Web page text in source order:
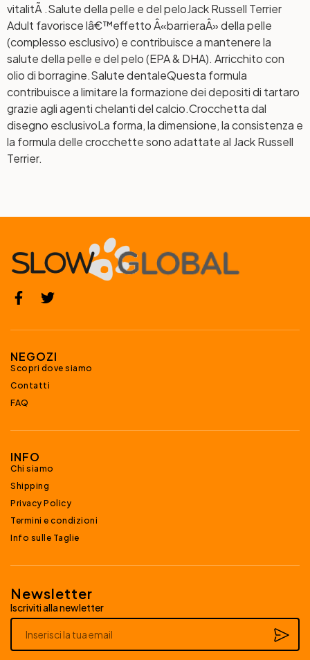
vitalitÃ .Salute della pelle e del peloJack Russell Terrier
Adult favorisce lâ€™effetto Â«barrieraÂ» della pelle
(complesso esclusivo) e contribuisce a mantenere la
salute della pelle e del pelo (EPA & DHA). Arricchito con
olio di borragine.Salute dentaleQuesta formula
contribuisce a limitare la formazione dei depositi di tartaro
grazie agli agenti chelanti del calcio.Crocchetta dal
disegno esclusivoLa forma, la dimensione, la consistenza e
la formula delle crocchette sono adattate al Jack Russell
Terrier.
NEGOZI
Scopri dove siamo
Contatti
FAQ
INFO
Chi siamo
Shipping
Privacy Policy
Termini e condizioni
Info sulle Taglie
Newsletter
Iscriviti alla newletter